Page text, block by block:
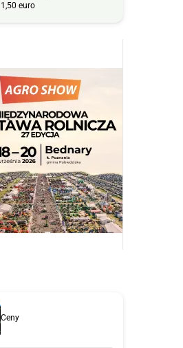
1,50 euro
Ceny